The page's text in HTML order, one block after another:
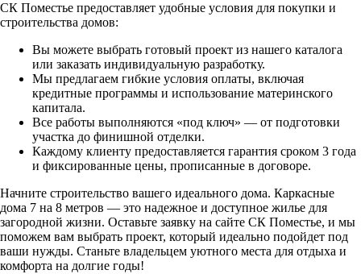
СК Поместье предоставляет удобные условия для покупки и
строительства домов:
Вы можете выбрать готовый проект из нашего каталога
или заказать индивидуальную разработку.
Мы предлагаем гибкие условия оплаты, включая
кредитные программы и использование материнского
капитала.
Все работы выполняются «под ключ» — от подготовки
участка до финишной отделки.
Каждому клиенту предоставляется гарантия сроком 3 года
и фиксированные цены, прописанные в договоре.
Начните строительство вашего идеального дома. Каркасные
дома 7 на 8 метров — это надежное и доступное жилье для
загородной жизни. Оставьте заявку на сайте СК Поместье, и мы
поможем вам выбрать проект, который идеально подойдет под
ваши нужды. Станьте владельцем уютного места для отдыха и
комфорта на долгие годы!